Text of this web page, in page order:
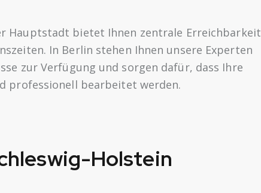
Hauptstadt bietet Ihnen zentrale Erreichbarkeit
In Berlin stehen Ihnen unsere Experten
zur Verfügung und sorgen dafür, dass Ihre
professionell bearbeitet werden.
Holstein